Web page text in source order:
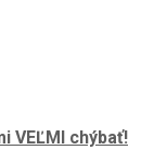
VEĽMI chýbať!